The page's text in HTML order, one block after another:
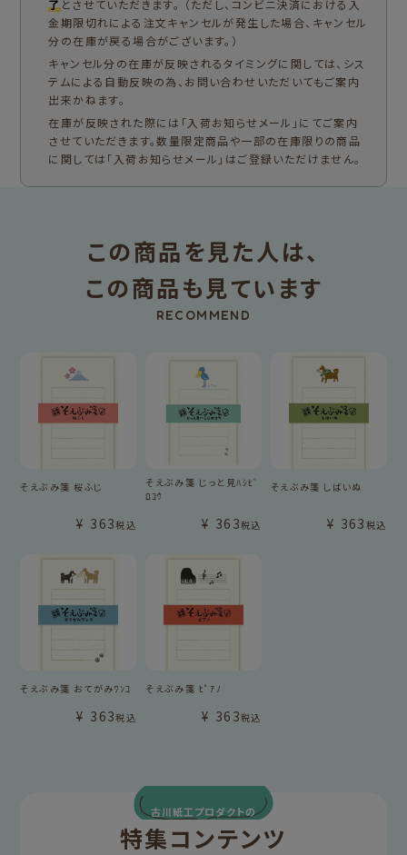
了とさせていただきます。 （ただし、コンビニ決済における入
金期限切れによる注文キャンセルが発生した場合、キャンセル
分の在庫が戻る場合がございます。）
キャンセル分の在庫が反映されるタイミングに関しては、シス
テムによる自動反映の為、お問い合わせいただいてもご案内
出来かねます。
在庫が反映された際には「入荷お知らせメール」にてご案内
させていただきます。数量限定商品や一部の在庫限りの商品
に関しては「入荷お知らせメール」はご登録いただけません。
この商品を見た人は、
この商品も見ています
RECOMMEND
そえぶみ箋 桜ふじ
¥ 363税込
そえぶみ箋 じっと見ﾊｼﾋﾞ
ﾛｺｳ
¥ 363税込
そえぶみ箋 しばいぬ
¥ 363 税込
そえぶみ箋 おてがみﾜﾝｺ
¥ 363税込
そえぶみ箋 ﾋﾟｱﾉ
¥ 363税込
古川紙工プロダクトの
特集コンテンツ